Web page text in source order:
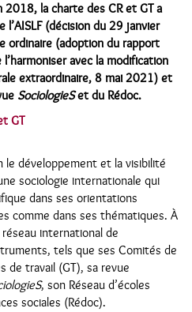
2018, la charte des CR et GT a
(décision du 29 janvier
ordinaire (adoption du rapport
avec la modification
extraordinaire, 8 mai 2021) et
SociologieSet du Rédoc.
GT
le développement et la visibilité
sociologie internationale qui
dans ses orientations
comme dans ses thématiques. À
international de
tels que ses Comités de
de travail (GT), sa revue
, son Réseau d’écoles
sociales (Rédoc).